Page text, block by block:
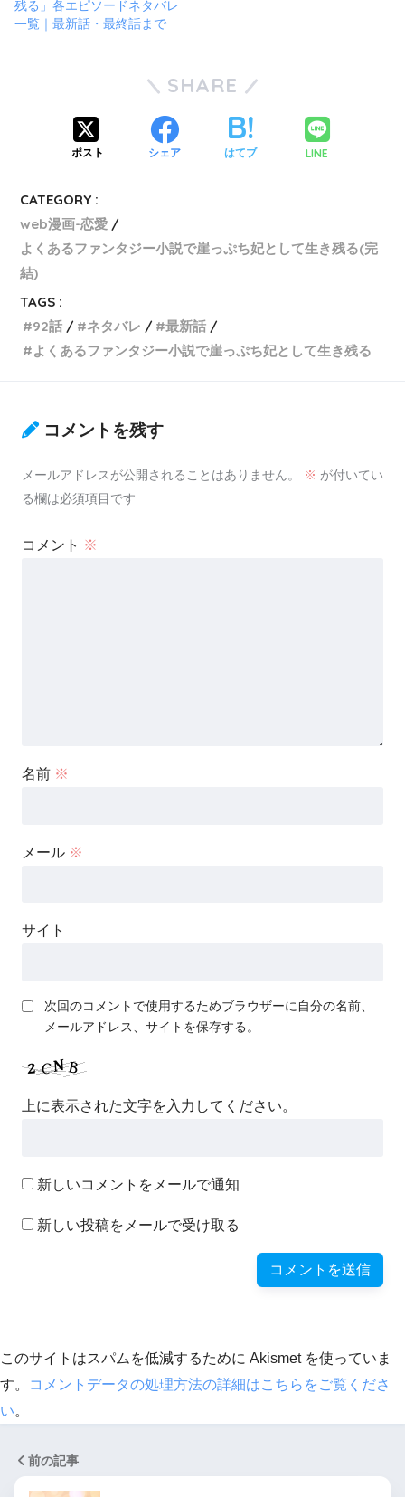
残る」各エピソードネタバレ
一覧｜最新話・最終話まで
SHARE
ポスト シェア はてブ LINE
CATEGORY :
web漫画-恋愛
よくあるファンタジー小説で崖っぷち妃として生き残る(完
結)
TAGS :
92話
ネタバレ
最新話
よくあるファンタジー小説で崖っぷち妃として生き残る
コメントを残す
メールアドレスが公開されることはありません。 ※ が付いてい
る欄は必須項目です
コメント ※
名前 ※
メール ※
サイト
次回のコメントで使用するためブラウザーに自分の名前、
メールアドレス、サイトを保存する。
上に表示された文字を入力してください。
新しいコメントをメールで通知
新しい投稿をメールで受け取る
このサイトはスパムを低減するために Akismet を使っていま
す。
コメントデータの処理方法の詳細はこちらをご覧くださ
い。
前の記事